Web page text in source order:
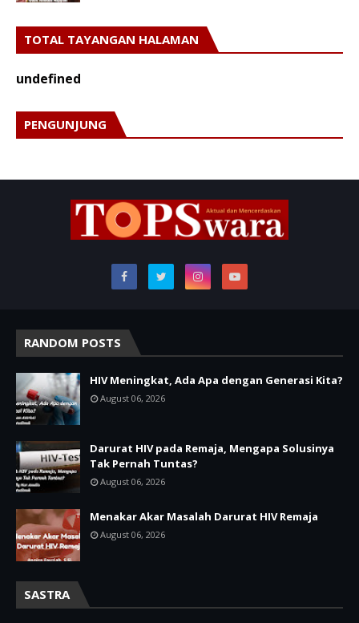
TOTAL TAYANGAN HALAMAN
undefned
PENGUNJUNG
RANDOM POSTS
HIV Meningkat, Ada Apa dengan Generasi Kita?
August 06, 2026
Darurat HIV pada Remaja, Mengapa Solusinya
Tak Pernah Tuntas?
August 06, 2026
Menakar Akar Masalah Darurat HIV Remaja
August 06, 2026
SASTRA